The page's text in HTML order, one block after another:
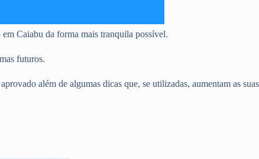
Caiabu da forma mais tranquila possível.
futuros.
além de algumas dicas que, se utilizadas, aumentam as suas